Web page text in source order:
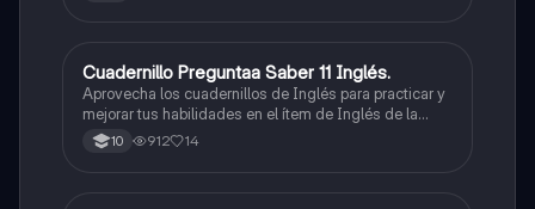
ICFES: Inglés
Cuadernillo Preguntaa Saber 11 Inglés.
Aprovecha los cuadernillos de Inglés para practicar y
mejorar tus habilidades en el ítem de Inglés de la
Prueba Saber 11. 🫡
10 912 14